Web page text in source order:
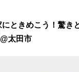
ときめこう！驚き
太田市